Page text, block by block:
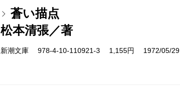
蒼い描点
松本清張／著
新潮文庫 978-4-10-110921-3 1,155円 1972/05/29